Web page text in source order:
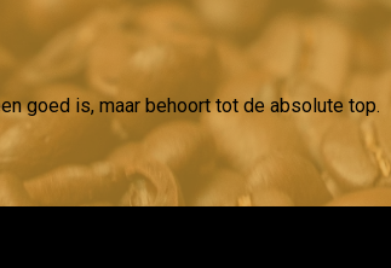
goed is, maar behoort tot de absolute top.